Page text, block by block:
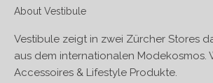
About Vestibule
Vestibule zeigt in zwei Zürcher Stores
aus dem internationalen Modekosmos.
Accessoires & Lifestyle Produkte.